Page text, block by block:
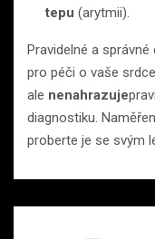
tepu (arytmii).
Pravidelné a
pro péči o vaše
ale nenahrazuje
diagnostiku.
proberte je se svým